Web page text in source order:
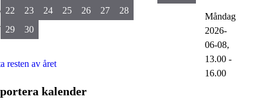
Måndag
2026-
06-08,
13.00 -
16.00
22 23 24 25 26 27
28
29 30
resten av året
kalender